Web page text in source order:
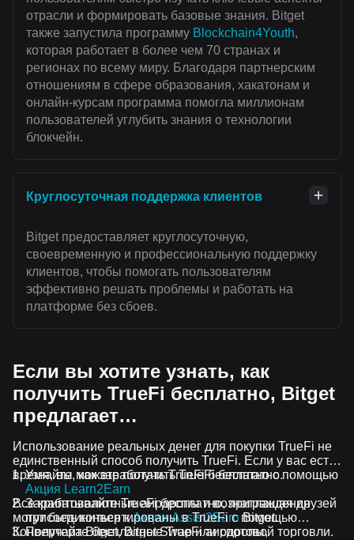
отрасли и формировать базовые знания. Bitget
также запустила программу Blockchain4Youth,
которая работает в более чем 70 странах и
регионах по всему миру. Благодаря партнерским
отношениям в сфере образования, хакатонам и
онлайн-курсам программа помогла миллионам
пользователей углубить знания о технологии
блокчейн.
Круглосуточная поддержка клиентов
Bitget предоставляет круглосуточную,
своевременную и профессиональную поддержку
клиентов, чтобы помогать пользователям
эффективно решать проблемы и работать на
платформе без сбоев.
Если вы хотите узнать, как
получить TrueFi бесплатно, Bitget
предлагает…
Использование реальных денег для покупки TrueFi не
единственный способ получить TrueFi. Если у вас есть
время, вы можете получить TrueFi бесплатно.
Узнайте, как заработать TrueFi бесплатно с помощью
Акция Learn2Earn
Зарабатывайте TrueFi бесплатно, приглашая друзей
присоединиться кАкции Assist2Earn Bitget.
Получайте бесплатные TrueFi аирдропы,
Все криптовалютные аирдропы и вознаграждения
могут быть конвертированы в TrueFi с помощью
Конвертера Bitget, Bitget Swap или спотовой торговли.